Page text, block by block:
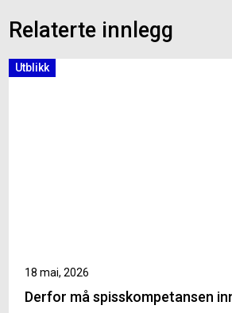
Relaterte innlegg
Utblikk
18 mai, 2026
Derfor må spisskompetansen